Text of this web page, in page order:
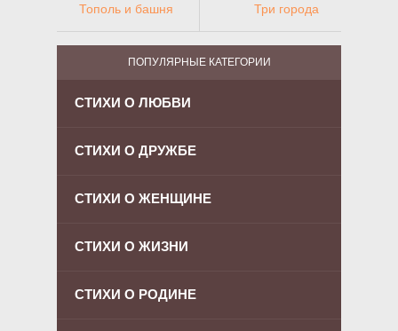
Тополь и башня
Три города
ПОПУЛЯРНЫЕ КАТЕГОРИИ
СТИХИ О ЛЮБВИ
СТИХИ О ДРУЖБЕ
СТИХИ О ЖЕНЩИНЕ
СТИХИ О ЖИЗНИ
СТИХИ О РОДИНЕ